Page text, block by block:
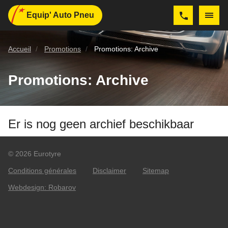
Equip' Auto Pneu
Accueil Promotions Promotions: Archive
Promotions: Archive
Er is nog geen archief beschikbaar
© 2026 Eurotyre
Conditions générales Disclaimer Sitemap
Webdesign: Robarov